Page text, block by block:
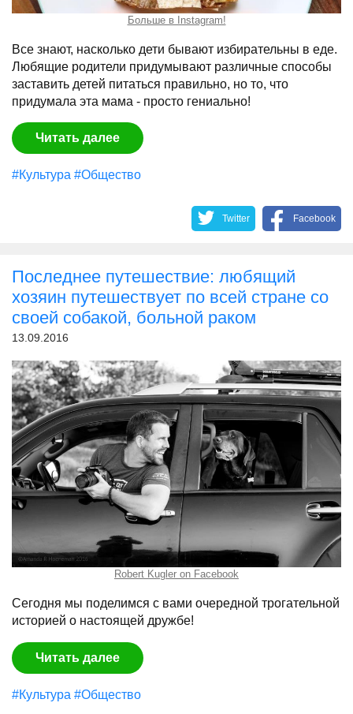
Больше в Instagram!
Все знают, насколько дети бывают избирательны в еде.
Любящие родители придумывают различные способы
заставить детей питаться правильно, но то, что
придумала эта мама - просто гениально!
Читать далее
#Культура #Общество
Twitter Facebook
Последнее путешествие: любящий
хозяин путешествует по всей стране со
своей собакой, больной раком
13.09.2016
Robert Kugler on Facebook
Сегодня мы поделимся с вами очередной трогательной
историей о настоящей дружбе!
Читать далее
#Культура #Общество